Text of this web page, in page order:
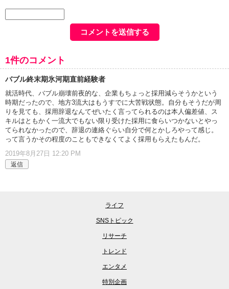
1件のコメント
バブル終末期氷河期直前経験者
就活時代、バブル崩壊前夜的な、企業もちょっと採用減らそうかという
時期だったので、地方3流大はもうすでに大苦戦状態。自分もそうだが周
りを見ても、採用辞退なんてぜいたく言ってられるのは本人偏差値、ス
キルはともかく一流大でもない限り受けた採用に食らいつかないとやっ
てられなかったので、辞退の連絡ぐらい自分で何とかしろやって感じ。
って言うかその程度のこともできなくてよく採用もらえたもんだ。
2019年8月27日 12:20 PM
返信
ライフ
SNSトピック
リサーチ
トレンド
エンタメ
特別企画